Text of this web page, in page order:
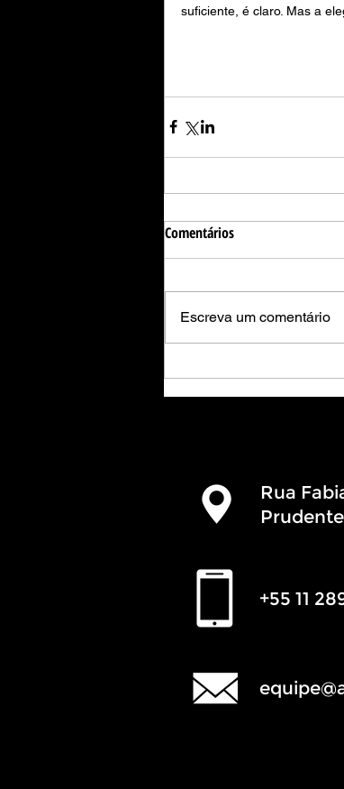
suficiente, é claro. Mas a
Comentários
Escreva um comentário
Rua
+55 11